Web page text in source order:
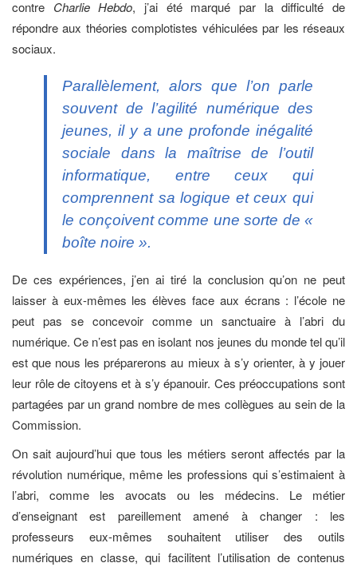
contre Charlie Hebdo, j’ai été marqué par la difficulté de
répondre aux théories complotistes véhiculées par les réseaux
sociaux.
Parallèlement, alors que l’on parle
souvent de l’agilité numérique des
jeunes, il y a une profonde inégalité
sociale dans la maîtrise de l’outil
informatique, entre ceux qui
comprennent sa logique et ceux qui
le conçoivent comme une sorte de «
boîte noire ».
De ces expériences, j’en ai tiré la conclusion qu’on ne peut
laisser à eux-mêmes les élèves face aux écrans : l’école ne
peut pas se concevoir comme un sanctuaire à l’abri du
numérique. Ce n’est pas en isolant nos jeunes du monde tel qu’il
est que nous les préparerons au mieux à s’y orienter, à y jouer
leur rôle de citoyens et à s’y épanouir. Ces préoccupations sont
partagées par un grand nombre de mes collègues au sein de la
Commission.
On sait aujourd’hui que tous les métiers seront affectés par la
révolution numérique, même les professions qui s’estimaient à
l’abri, comme les avocats ou les médecins. Le métier
d’enseignant est pareillement amené à changer : les
professeurs eux-mêmes souhaitent utiliser des outils
numériques en classe, qui facilitent l’utilisation de contenus